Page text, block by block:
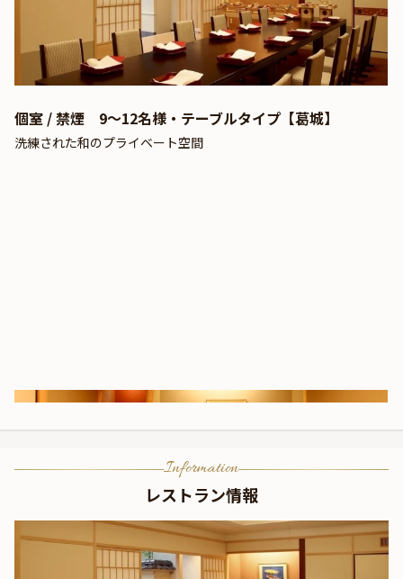
個室 / 禁煙 9〜12名様・テーブルタイプ【葛城】
洗練された和のプライベート空間
個室 / 禁煙 5〜8名様・掘りごたつタイプ【羽衣】
Information
レストラン情報